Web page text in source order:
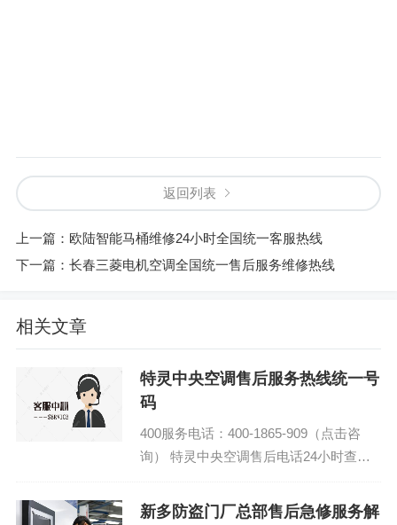
返回列表
上一篇： 欧陆智能马桶维修24小时全国统一客服热线
下一篇： 长春三菱电机空调全国统一售后服务维修热线
相关文章
特灵中央空调售后服务热线统一号
码
400服务电话：400-1865-909（点击咨
询） 特灵中央空调售后电话24小时查询
24小时400客服维修网点...
新多防盗门厂总部售后急修服务解